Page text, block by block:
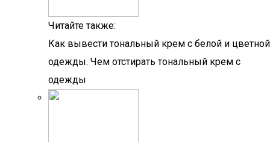
Читайте также:
Как вывести тональный крем с белой и цветной
одежды. Чем отстирать тональный крем с
одежды